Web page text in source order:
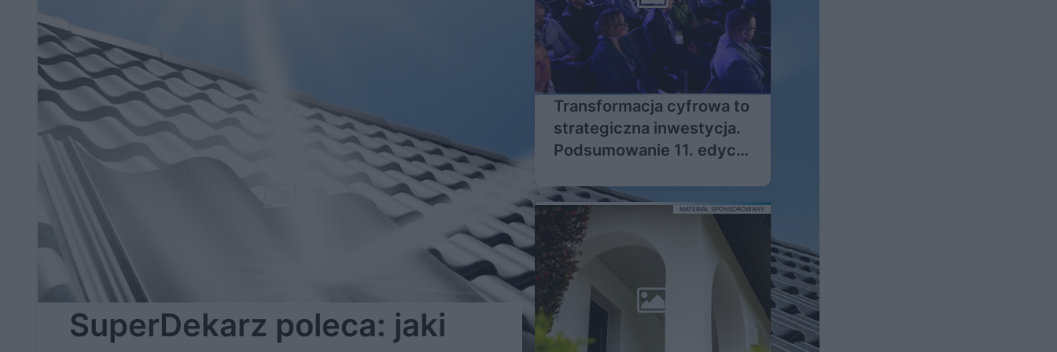
SuperDekarz poleca: jaki
Transformacja cyfrowa to
strategiczna inwestycja.
Podsumowanie 11. edycji
| Building Value
MATERIAŁ SPONSOROWANY